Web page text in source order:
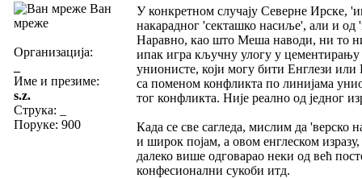
Ван
мреже
Организација:
Име и презиме:
s.z.
Струка:
Поруке: 900
У конкретном случају Северне Ирске,
накарадног 'секташко насиље', али и од
Наравно, као што Меша наводи, ни то
ипак игра кључну улогу у цементирању
унионисте, који могу бити Енглези или
са поменом конфликта по линијама
тог конфликта. Није реално од једног
Када се све сагледа, мислим да 'верско
и широк појам, а овом енглеском
далеко више одговарао неки од већ
конфесионални сукоби итд.